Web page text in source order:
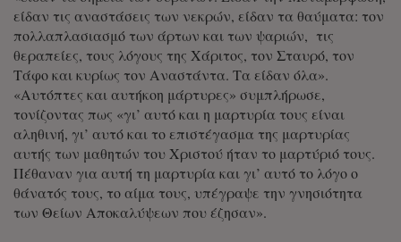
είδαν τις αναστάσεις των νεκρών, είδαν τα θαύματα: τον
πολλαπλασιασμό των άρτων και των ψαριών, τις
θεραπείες, τους λόγους της Χάριτος, τον Σταυρό, τον
Τάφο και κυρίως τον Αναστάντα. Τα είδαν όλα».
«Αυτόπτες και αυτήκοη μάρτυρες» συμπλήρωσε,
τονίζοντας πως «γι’ αυτό και η μαρτυρία τους είναι
αληθινή, γι’ αυτό και το επιστέγασμα της μαρτυρίας
αυτής των μαθητών του Χριστού ήταν το μαρτύριό τους.
Πέθαναν για αυτή τη μαρτυρία και γι’ αυτό το λόγο ο
θάνατός τους, το αίμα τους, υπέγραψε την γνησιότητα
των Θείων Αποκαλύψεων που έζησαν».